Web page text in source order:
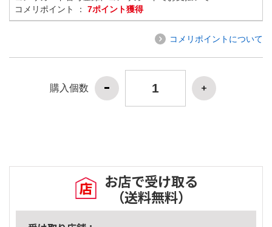
コメリポイント ： 7ポイント獲得
コメリポイントについて
購入個数
お店で受け取る
（送料無料）